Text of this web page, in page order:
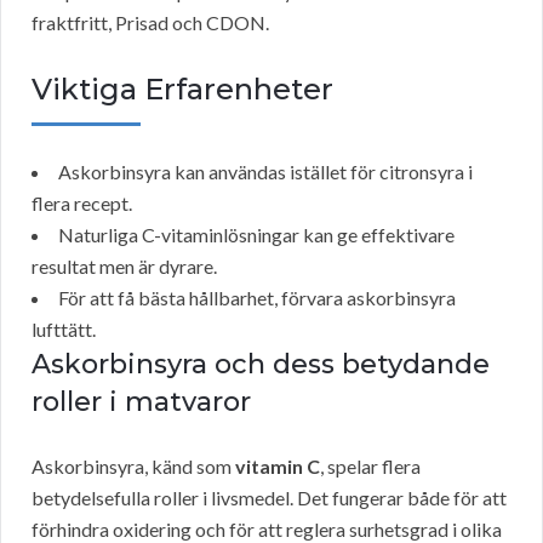
fraktfritt, Prisad och CDON.
Viktiga Erfarenheter
Askorbinsyra kan användas istället för citronsyra i
flera recept.
Naturliga C-vitaminlösningar kan ge effektivare
resultat men är dyrare.
För att få bästa hållbarhet, förvara askorbinsyra
lufttätt.
Askorbinsyra och dess betydande
roller i matvaror
Askorbinsyra, känd somvitamin C, spelar flera
betydelsefulla roller i livsmedel. Det fungerar både för att
förhindra oxidering och för att reglera surhetsgrad i olika